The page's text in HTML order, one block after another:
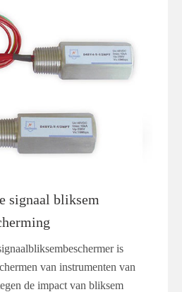
signaal bliksem
is
van instrumenten van
de impact van bliksem